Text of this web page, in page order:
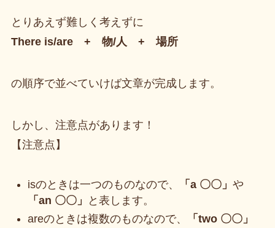
とりあえず難しく考えずに
There is/are + 物/人 + 場所
の順序で並べていけば文章が完成します。
しかし、注意点があります！
【注意点】
isのときは一つのものなので、 「a 〇〇」 や
「an 〇〇」
と表します。
areのときは複数のものなので、
「two 〇〇」